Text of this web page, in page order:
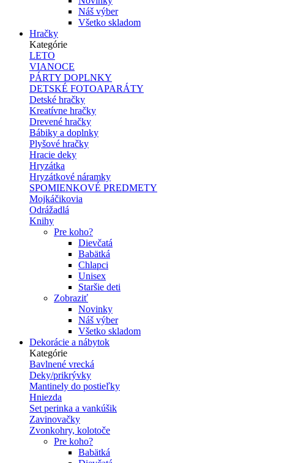
Náš výber
Všetko skladom
Hračky
Kategórie
LETO
VIANOCE
PÁRTY DOPLNKY
DETSKÉ FOTOAPARÁTY
Detské hračky
Kreatívne hračky
Drevené hračky
Bábiky a doplnky
Plyšové hračky
Hracie deky
Hryzátka
Hryzátkové náramky
SPOMIENKOVÉ PREDMETY
Mojkáčikovia
Odrážadlá
Knihy
Pre koho?
Dievčatá
Babätká
Chlapci
Unisex
Staršie deti
Zobraziť
Novinky
Náš výber
Všetko skladom
Dekorácie a nábytok
Kategórie
Bavlnené vrecká
Deky/prikrývky
Mantinely do postieľky
Hniezda
Set perinka a vankúšik
Zavinovačky
Zvonkohry, kolotoče
Pre koho?
Babätká